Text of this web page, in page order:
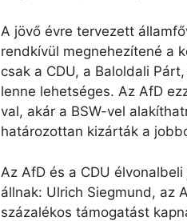
A jövő évre tervezett
rendkívül megnehezítené a
csak a CDU, a Baloldali
lenne lehetséges. Az AfD
val, akár a BSW-vel
határozottan kizárták a
Az AfD és a CDU
állnak: Ulrich Siegmund, az
százalékos támogatást